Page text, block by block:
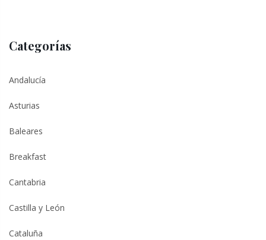
Categorías
Andalucía
Asturias
Baleares
Breakfast
Cantabria
Castilla y León
Cataluña